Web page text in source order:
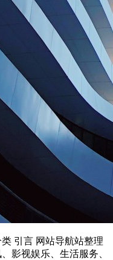
引言 网站导航站整理
影视娱乐、生活服务、